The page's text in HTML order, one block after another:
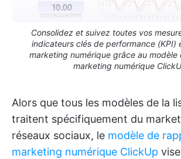
Consolidez et suivez toutes vos
indicateurs clés de performance (KPI)
marketing numérique grâce au
marketing numérique
Alors que tous les modèles de la
traitent spécifiquement du
réseaux sociaux, le modèle de
marketing numérique ClickUp